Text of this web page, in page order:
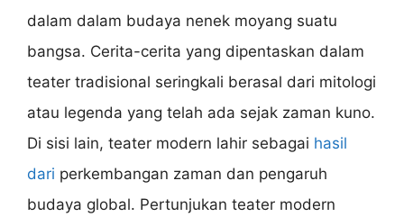
dalam dalam budaya nenek moyang suatu
bangsa. Cerita-cerita yang dipentaskan dalam
teater tradisional seringkali berasal dari mitologi
atau legenda yang telah ada sejak zaman kuno.
Di sisi lain, teater modern lahir sebagai hasil
dari perkembangan zaman dan pengaruh
budaya global. Pertunjukan teater modern